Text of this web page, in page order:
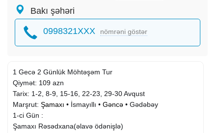
Bakı şəhəri
0998321XXX nömrəni göstər
1 Gecə 2 Günlük Möhtəşəm Tur
Qiymət: 109 azn
Tarix: 1-2, 8-9, 15-16, 22-23, 29-30 Avqust
Marşrut: Şamaxı • İsmayıllı • Gəncə • Gədəbəy
1-ci Gün :
Şamaxı Rəsədxana(əlavə ödənişlə)